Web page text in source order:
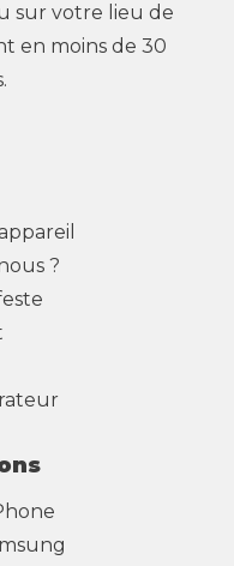
sur votre lieu de
en moins de 30
?